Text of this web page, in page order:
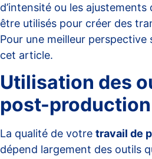
d’intensité ou les
être utilisés pour créer des
Pour une meilleur perspective
cet article.
Utilisation des
post-production
La qualité de votre travail de
dépend largement des outils